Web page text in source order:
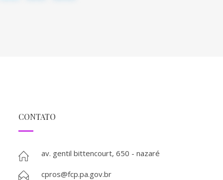
CONTATO
av. gentil bittencourt, 650 - nazaré
cpros@fcp.pa.gov.br